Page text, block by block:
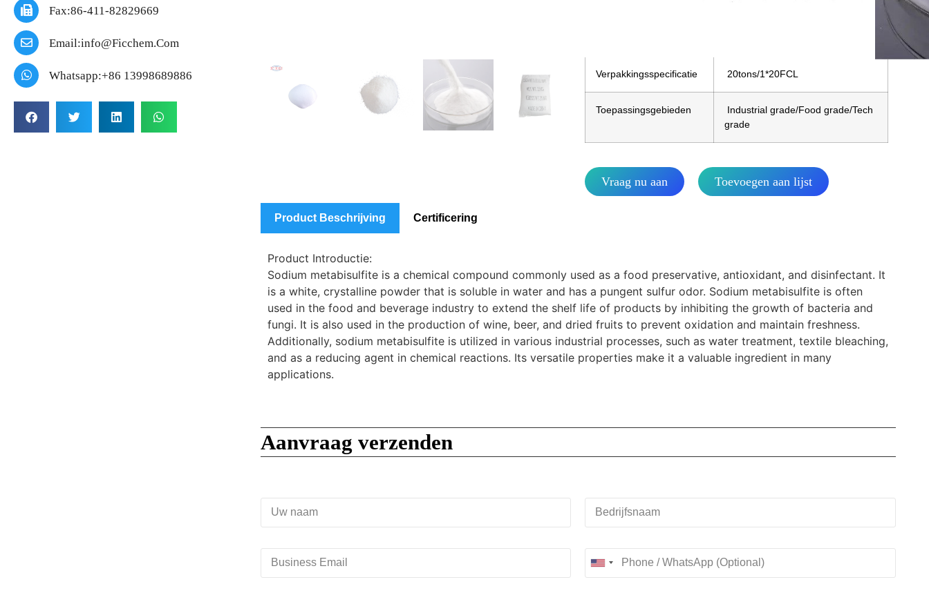
Fax:86-411-82829669
Email:info@ficchem.com
Whatsapp:+86 13998689886 Verpakkingsspecificatie 20tons/1*20FCL
Toepassingsgebieden
Industrial grade/Food grade/Tech
grade
Vraag nu aan Toevoegen aan lijst
Product Beschrijving Certificering
Product Introductie:
Sodium metabisulfite is a chemical compound commonly used as a food preservative, antioxidant, and disinfectant. It
is a white, crystalline powder that is soluble in water and has a pungent sulfur odor. Sodium metabisulfite is often
used in the food and beverage industry to extend the shelf life of products by inhibiting the growth of bacteria and
fungi. It is also used in the production of wine, beer, and dried fruits to prevent oxidation and maintain freshness.
Additionally, sodium metabisulfite is utilized in various industrial processes, such as water treatment, textile bleaching,
and as a reducing agent in chemical reactions. Its versatile properties make it a valuable ingredient in many
applications.
Aanvraag verzenden